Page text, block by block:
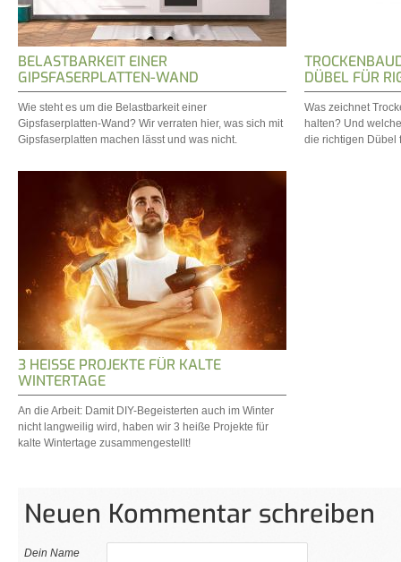
BELASTBARKEIT EINER
GIPSFASERPLATTEN-WAND
Wie steht es um die Belastbarkeit einer
Gipsfaserplatten-Wand? Wir verraten hier, was sich mit
Gipsfaserplatten machen lässt und was nicht.
DÜBEL FÜR
Was zeichnet
halten? Und
die richtigen Dübel
3 HEISSE PROJEKTE FÜR KALTE W
INTERTAGE
An die Arbeit: Damit DIY-Begeisterten auch im Winter
nicht langweilig wird, haben wir 3 heiße Projekte für
kalte Wintertage zusammengestellt!
Neuen Kommentar schreiben
Dein Name